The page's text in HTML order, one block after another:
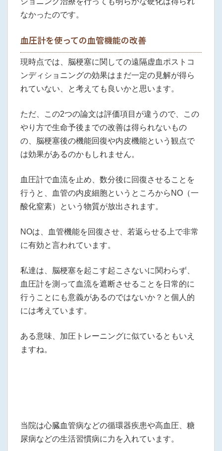
なかったのです。
血圧計を使っての血管機能の改善
現時点では、脳梗塞に関しての遠隔虚血ポストコ
ンディショニングの効果はまだ一定の見解が得ら
れていない、と考えても良いかと思います。
ただ、この2つの論文は評価項目が違うので、この
やり方で生命予後までの改善は得られないもの
の、脳梗塞後の機能回復や内皮機能という観点で
は効果があるのかもしれません。
血圧計で血流を止め、数分後に回復させることを
行うと、血管の内皮細胞というところからNO（一
酸化窒素）という物質が放出されます。
NOは、血管機能を回復させ、若返らせる上で非常
に有効と言われています。
私達は、脳梗塞を起こす起こさないに関わらず、
血圧計を測って血流を遮断させることを日常的に
行うことにも意義があるのではないか？と個人的
には考えています。
ある意味、加圧トレーニングに似ているともいえ
ますね。
当院は心臓血管病などの循環器疾患や高血圧、糖
尿病などの生活習慣病に力を入れています。